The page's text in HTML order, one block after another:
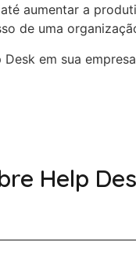
aumentar a
de uma
em sua
Help